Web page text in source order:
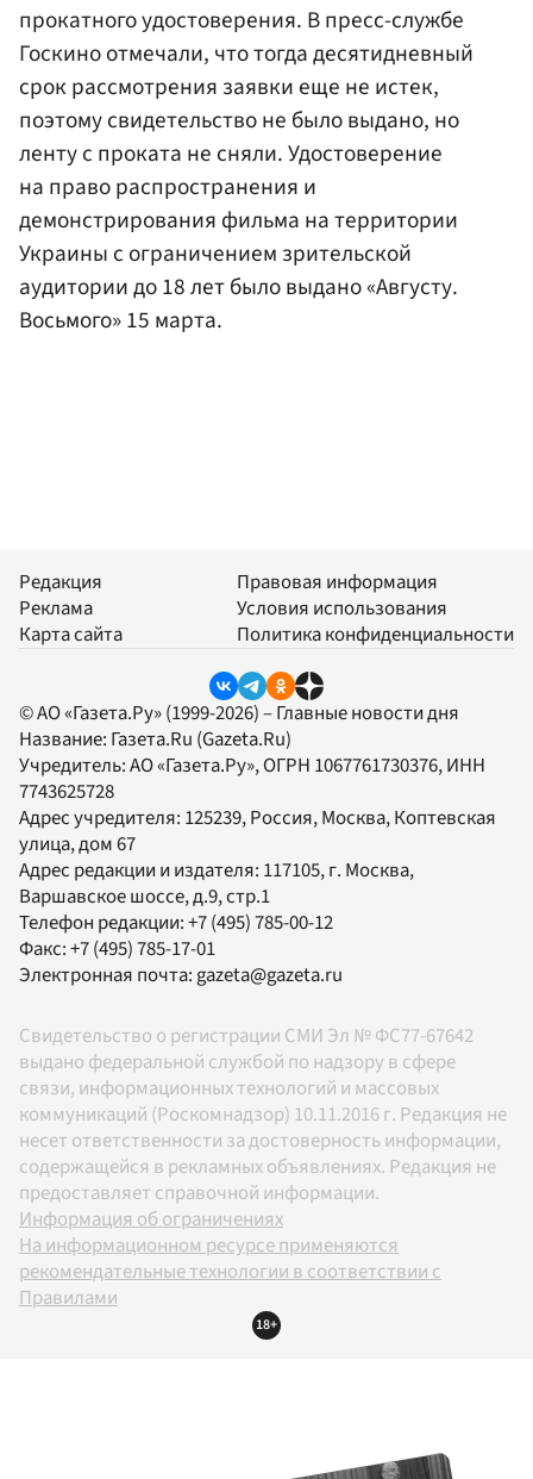
прокатного удостоверения. В пресс-службе
Госкино отмечали, что тогда десятидневный
срок рассмотрения заявки еще не истек,
поэтому свидетельство не было выдано, но
ленту с проката не сняли. Удостоверение
на право распространения и
демонстрирования фильма на территории
Украины с ограничением зрительской
аудитории до 18 лет было выдано «Августу.
Восьмого» 15 марта.
Редакция
Реклама
Карта сайта
Правовая информация
Условия использования
Политика конфиденциальности
© АО «Газета.Ру» (1999-2026) – Главные новости дня
Название: Газета.Ru (Gazeta.Ru)
Учредитель:АО «Газета.Ру», ОГРН 1067761730376, ИНН
7743625728
Адрес учредителя: 125239, Россия, Москва, Коптевская
улица, дом 67
Адрес редакции и издателя: 117105, г. Москва,
Варшавское шоссе, д.9, стр.1
Телефон редакции:+7 (495) 785-00-12
Факс:+7 (495) 785-17-01
Электронная почта:gazeta@gazeta.ru
Свидетельство о регистрации СМИ Эл № ФС77-67642
выдано федеральной службой по надзору в сфере
связи, информационных технологий и массовых
коммуникаций (Роскомнадзор) 10.11.2016 г. Редакция не
несет ответственности за достоверность информации,
содержащейся в рекламных объявлениях. Редакция не
предоставляет справочной информации.
Информация об ограничениях
На информационном ресурсе применяются
рекомендательные технологии в соответствии с
Правилами
18+